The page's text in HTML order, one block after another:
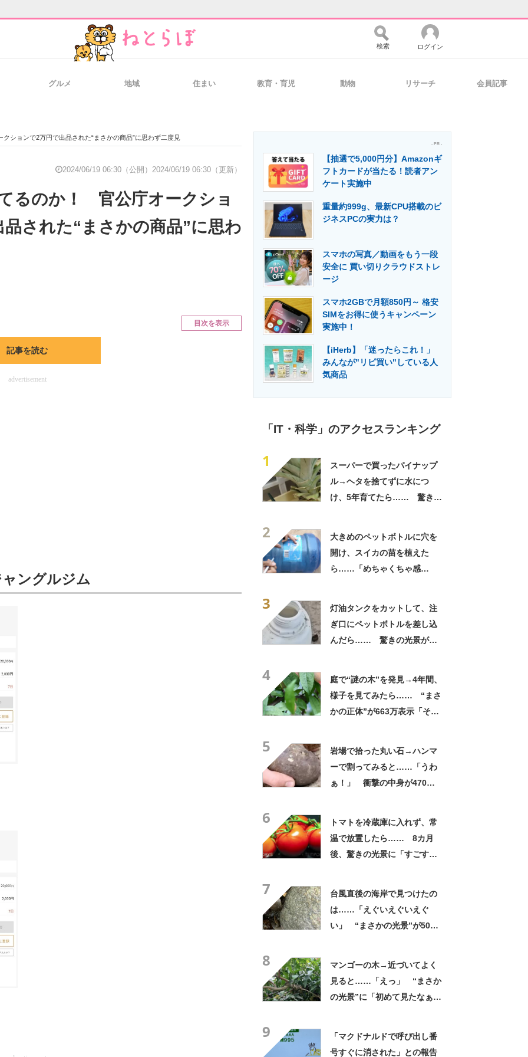
経営リーダーのコミュニティ マーケ×ITの今がよく分かる
IT製品の技術・比較・事例 製造業のIT導入・活用を支援
エネルギーの専門メディア 建設×テクノロジーの最前線
検索 ログイン
グルメ 地域 住まい 教育・育児 動物 リサーチ 会員記事
ションで2万円で出品された“まさかの商品”に思わず二度見
2024/06/19 06:30（公開） 2024/06/19 06:30（更新）
るのか！ 官公庁オークショ
された“まさかの商品”に思わ
目次を表示
記事を読む
advertisement
ングルジム
- PR -
【抽選で5,000円分】Amazonギ
フトカードが当たる！読者アン
ケート実施中
重量約999g、最新CPU搭載のビ
ジネスPCの実力は？
スマホの写真／動画をもう一段
安全に 買い切りクラウドストレ
ージ
スマホ2GBで月額850円～ 格安
SIMをお得に使うキャンペーン
実施中！
【iHerb】「迷ったらこれ！」
みんなが"リピ買い"している人
気商品
「IT・科学」のアクセスランキング
1
スーパーで買ったパイナップ
ル→ヘタを捨てずに水につ
け、5年育てたら…… 驚きの
2
大きめのペットボトルに穴を
開け、スイカの苗を植えた
ら……「めちゃくちゃ感
3
灯油タンクをカットして、注
ぎ口にペットボトルを差し込
んだら…… 驚きの光景が
4
庭で“謎の木”を発見→4年間、
様子を見てみたら…… “まさ
かの正体”が663万表示「そん
5
岩場で拾った丸い石→ハンマ
ーで割ってみると……「うわ
ぁ！」 衝撃の中身が470万
6
トマトを冷蔵庫に入れず、常
温で放置したら…… 8カ月
後、驚きの光景に「すごすぎ
7
台風直後の海岸で見つけたの
は……「えぐいえぐいえぐ
い」 “まさかの光景”が507
8
マンゴーの木→近づいてよく
見ると……「えっ」 “まさか
の光景”に「初めて見たなぁ」
9
「マクドナルドで呼び出し番
号すぐに消された」との報告